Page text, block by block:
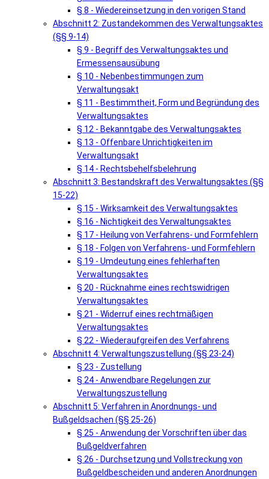
§ 8 - Wiedereinsetzung in den vorigen Stand
Abschnitt 2: Zustandekommen des Verwaltungsaktes
(§§ 9-14)
§ 9 - Begriff des Verwaltungsaktes und
Ermessensausübung
§ 10 - Nebenbestimmungen zum
Verwaltungsakt
§ 11 - Bestimmtheit, Form und Begründung des
Verwaltungsaktes
§ 12 - Bekanntgabe des Verwaltungsaktes
§ 13 - Offenbare Unrichtigkeiten im
Verwaltungsakt
§ 14 - Rechtsbehelfsbelehrung
Abschnitt 3: Bestandskraft des Verwaltungsaktes (§§
15-22)
§ 15 - Wirksamkeit des Verwaltungsaktes
§ 16 - Nichtigkeit des Verwaltungsaktes
§ 17 - Heilung von Verfahrens- und Formfehlern
§ 18 - Folgen von Verfahrens- und Formfehlern
§ 19 - Umdeutung eines fehlerhaften
Verwaltungsaktes
§ 20 - Rücknahme eines rechtswidrigen
Verwaltungsaktes
§ 21 - Widerruf eines rechtmäßigen
Verwaltungsaktes
§ 22 - Wiederaufgreifen des Verfahrens
Abschnitt 4: Verwaltungszustellung (§§ 23-24)
§ 23 - Zustellung
§ 24 - Anwendbare Regelungen zur
Verwaltungszustellung
Abschnitt 5: Verfahren in Anordnungs- und
Bußgeldsachen (§§ 25-26)
§ 25 - Anwendung der Vorschriften über das
Bußgeldverfahren
§ 26 - Durchsetzung und Vollstreckung von
Bußgeldbescheiden und anderen Anordnungen